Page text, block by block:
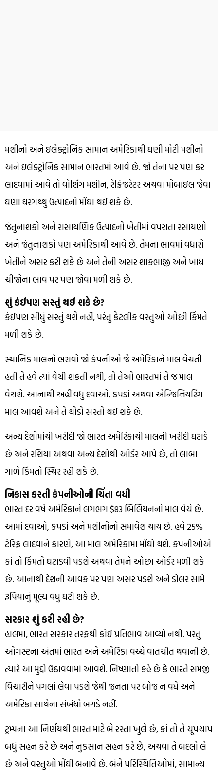
મશીનો અને ઇલેક્ટ્રોનિક સામાન અમેરિકાથી ઘણી મોટી મશીનો
અને ઇલેક્ટ્રોનિક સામાન ભારતમાં આવે છે. જો તેના પર પણ કર
લાદવામાં આવે તો વોશિંગ મશીન, રેફ્રિજરેટર અથવા મોબાઇલ જેવા
ઘણા ઘરગથ્થુ ઉત્પાદનો મોંઘા થઈ શકે છે.
જંતુનાશકો અને રાસાયણિક ઉત્પાદનો ખેતીમાં વપરાતા રસાયણો
અને જંતુનાશકો પણ અમેરિકાથી આવે છે. તેમના ભાવમાં વધારો
ખેતીને અસર કરી શકે છે અને તેની અસર શાકભાજી અને ખાદ્ય
ચીજોના ભાવ પર પણ જોવા મળી શકે છે.
શું કંઈપણ સસ્તું થઈ શકે છે?
કંઈપણ સીધું સસ્તું થશે નહીં, પરંતુ કેટલીક વસ્તુઓ ઓછી કિંમતે
મળી શકે છે.
સ્થાનિક માલનો ભરાવો જો કંપનીઓ જે અમેરિકાને માલ વેચતી
હતી તે હવે ત્યાં વેચી શકતી નથી, તો તેઓ ભારતમાં તે જ માલ
વેચશે. આનાથી અહીં વધુ દવાઓ, કપડાં અથવા એન્જિનિયરિંગ
માલ આવશે અને તે થોડો સસ્તો થઈ શકે છે.
અન્ય દેશોમાંથી ખરીદી જો ભારત અમેરિકાથી માલની ખરીદી ઘટાડે
છે અને રશિયા અથવા અન્ય દેશોથી ઓર્ડર આપે છે, તો લાંબા
ગાળે કિંમતો સ્થિર રહી શકે છે.
નિકાસ કરતી કંપનીઓની ચિંતા વધી
ભારત દર વર્ષે અમેરિકાને લગભગ $83 બિલિયનનો માલ વેચે છે.
આમાં દવાઓ, કપડાં અને મશીનોનો સમાવેશ થાય છે. હવે 25%
ટેરિફ લાદવાને કારણે, આ માલ અમેરિકામાં મોંઘો થશે. કંપનીઓએ
કાં તો કિંમતો ઘટાડવી પડશે અથવા તેમને ઓછા ઓર્ડર મળી શકે
છે. આનાથી દેશની આવક પર પણ અસર પડશે અને ડોલર સામે
રૂપિયાનું મૂલ્ય વધુ ઘટી શકે છે.
સરકાર શું કરી રહી છે?
હાલમાં, ભારત સરકાર તરફથી કોઈ પ્રતિભાવ આવ્યો નથી. પરંતુ
ઓગસ્ટના અંતમાં ભારત અને અમેરિકા વચ્ચે વાતચીત થવાની છે.
ત્યારે આ મુદ્દો ઉઠાવવામાં આવશે. નિષ્ણાતો કહે છે કે ભારતે સમજી
વિચારીને પગલાં લેવા પડશે જેથી જનતા પર બોજ ન વધે અને
અમેરિકા સાથેના સંબંધો બગડે નહીં.
ટ્રમ્પના આ નિર્ણયથી ભારત માટે બે રસ્તા ખુલે છે, કાં તો તે ચૂપચાપ
બધું સહન કરે છે અને નુકસાન સહન કરે છે, અથવા તે બદલો લે
છે અને વસ્તુઓ મોંઘી બનાવે છે. બંને પરિસ્થિતિઓમાં, સામાન્ય